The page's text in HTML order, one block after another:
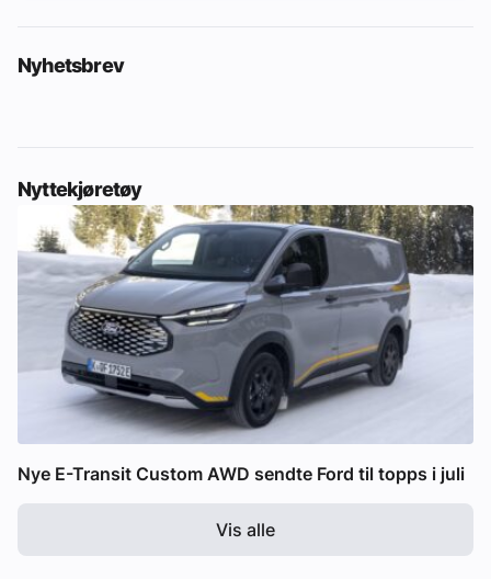
Nyhetsbrev
Nyttekjøretøy
Nye E-Transit Custom AWD sendte Ford til topps i juli
Vis alle